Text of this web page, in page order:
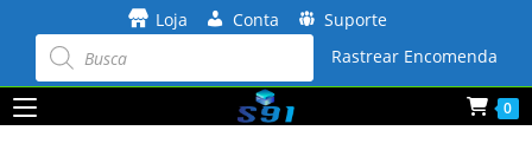
conteúdo
Loja Conta Suporte
Pesquisar
produtos Rastrear Encomenda
0